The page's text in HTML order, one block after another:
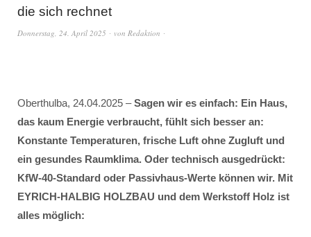
die sich rechnet
Donnerstag, 24. April 2025 von Redaktion
Oberthulba, 24.04.2025 –Sagen wir es einfach: Ein Haus,
das kaum Energie verbraucht, fühlt sich besser an:
Konstante Temperaturen, frische Luft ohne Zugluft und
ein gesundes Raumklima. Oder technisch ausgedrückt:
KfW-40-Standard oder Passivhaus-Werte können wir. Mit
EYRICH-HALBIG HOLZBAU und dem Werkstoff Holz ist
alles möglich: